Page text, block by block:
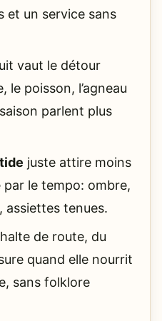
et un service sans
vaut le détour
le poisson, l’agneau
parlent plus
juste attire moins
le tempo: ombre,
assiettes tenues.
de route, du
quand elle nourrit
sans folklore